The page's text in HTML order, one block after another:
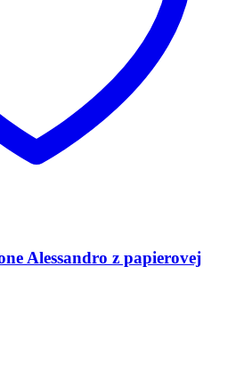
Alessandro z papierovej